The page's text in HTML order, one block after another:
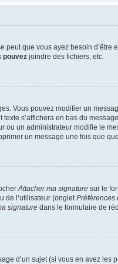
que vous ayez besoin
pouvez joindre des fichiers, etc.
Vous pouvez modifier un
s’affichera en bas du
ou un administrateur modifie le
un message une fois que
Attacher ma signature sur le
de l’utilisateur (ongletPréférences
signature dans le formulaire de
d’un sujet (si vous en avez les